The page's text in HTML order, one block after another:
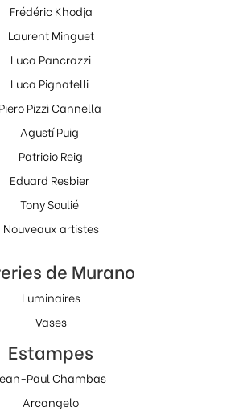
Frédéric Khodja
Laurent Minguet
Luca Pancrazzi
Luca Pignatelli
Piero Pizzi Cannella
Agustí Puig
Patricio Reig
Eduard Resbier
Tony Soulié
Nouveaux artistes
de Murano
Luminaires
Vases
Estampes
Paul Chambas
Arcangelo